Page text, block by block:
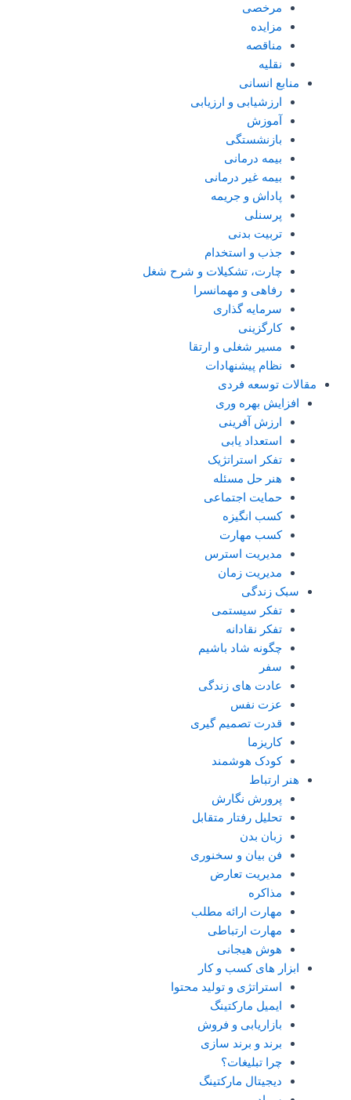
مرخصی
مزایده
مناقصه
نقلیه
منابع انسانی
ارزشیابی و ارزیابی
آموزش
بازنشستگی
بیمه درمانی
بیمه غیر درمانی
پاداش و جریمه
پرسنلی
تربیت بدنی
جذب و استخدام
چارت، تشکیلات و شرح شغل
رفاهی و مهمانسرا
سرمایه گذاری
کارگزینی
مسیر شغلی و ارتقا
نظام پیشنهادات
مقالات توسعه فردی
افزایش بهره وری
ارزش آفرینی
استعداد یابی
تفکر استراتژیک
هنر حل مسئله
حمایت اجتماعی
کسب انگیزه
کسب مهارت
مدیریت استرس
مدیریت زمان
سبک زندگی
تفکر سیستمی
تفکر نقادانه
چگونه شاد باشیم
سفر
عادت های زندگی
عزت نفس
قدرت تصمیم گیری
کاریزما
کودک هوشمند
هنر ارتباط
پرورش نگارش
تحلیل رفتار متقابل
زبان بدن
فن بیان و سخنوری
مدیریت تعارض
مذاکره
مهارت ارائه مطلب
مهارت ارتباطی
هوش هیجانی
ابزار های کسب و کار
استراتژی و تولید محتوا
ایمیل مارکتینگ
بازاریابی و فروش
برند و برند سازی
چرا تبلیغات؟
دیجیتال مارکتینگ